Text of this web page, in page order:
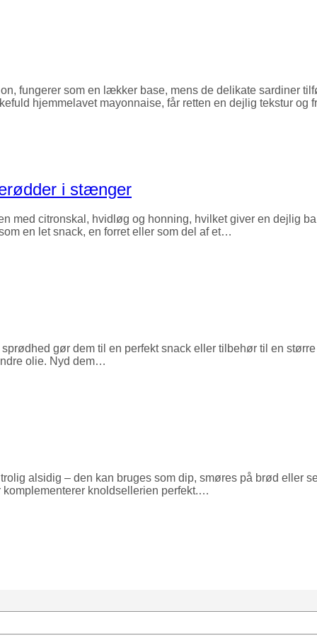
fungerer som en lækker base, mens de delikate sardiner
hjemmelavet mayonnaise, får retten en dejlig tekstur og
i stænger
med citronskal, hvidløg og honning, hvilket giver en dejlig
en let snack, en forret eller som del af et…
gør dem til en perfekt snack eller tilbehør til en
olie. Nyd dem…
alsidig – den kan bruges som dip, smøres på brød eller
knoldsellerien perfekt.…